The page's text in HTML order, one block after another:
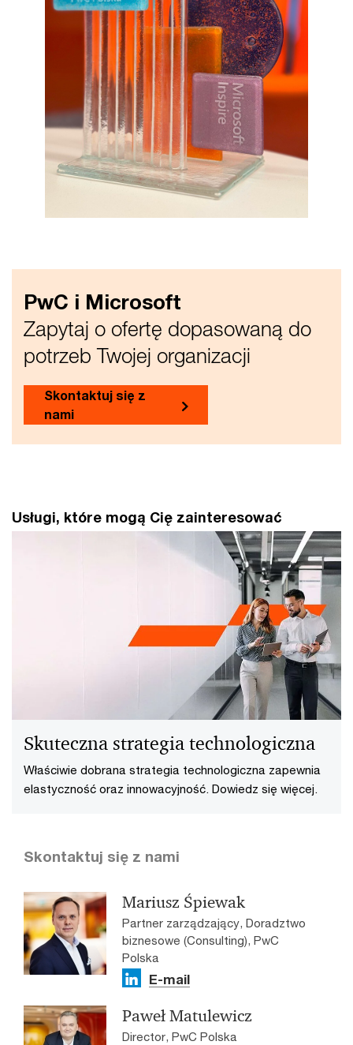
PwC i Microsoft
Zapytaj o ofertę dopasowaną do
potrzeb Twojej organizacji
Skontaktuj się z
nami
Usługi, które mogą Cię zainteresować
Skuteczna strategia technologiczna
Właściwie dobrana strategia technologiczna zapewnia
elastyczność oraz innowacyjność. Dowiedz się więcej.
Skontaktuj się z nami
Mariusz Śpiewak
Partner zarządzający, Doradztwo
biznesowe (Consulting), PwC
Polska
E-mail
Paweł Matulewicz
Director, PwC Polska